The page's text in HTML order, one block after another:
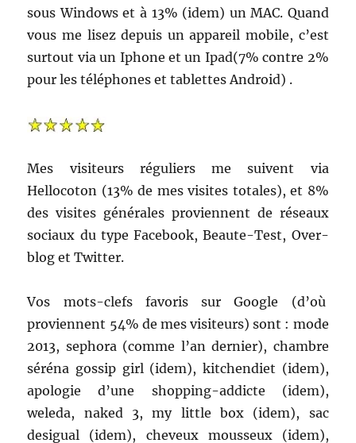
sous Windows et à 13% (idem) un MAC. Quand
vous me lisez depuis un appareil mobile, c’est
surtout via un Iphone et un Ipad(7% contre 2%
pour les téléphones et tablettes Android) .
Mes visiteurs réguliers me suivent via
Hellocoton (13% de mes visites totales), et 8%
des visites générales proviennent de réseaux
sociaux du type Facebook, Beaute-Test, Over-
blog et Twitter.
Vos mots-clefs favoris sur Google (d’où
proviennent 54% de mes visiteurs) sont : mode
2013, sephora (comme l’an dernier), chambre
séréna gossip girl (idem), kitchendiet (idem),
apologie d’une shopping-addicte (idem),
weleda, naked 3, my little box (idem), sac
desigual (idem), cheveux mousseux (idem),